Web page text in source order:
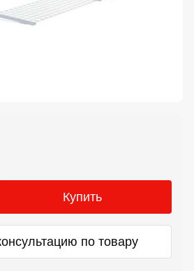
Купить
по товару